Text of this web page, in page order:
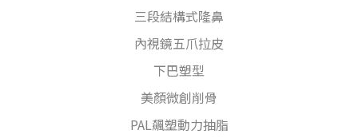
三段結構式隆鼻
內視鏡五爪拉皮
下巴塑型
美顏微創削骨
PAL飆塑動力抽脂